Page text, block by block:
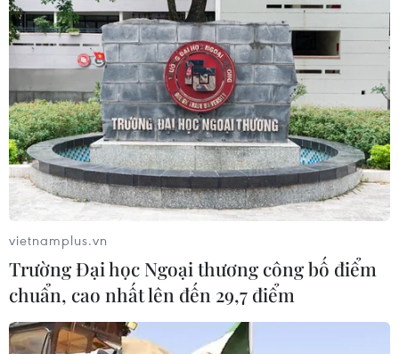
vietnamplus.vn
Trường Đại học Ngoại thương công bố điểm
chuẩn, cao nhất lên đến 29,7 điểm